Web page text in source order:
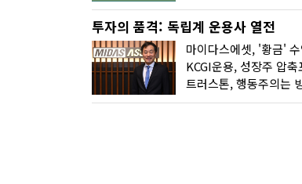
투자의 품격: 독립계 운용사 열전